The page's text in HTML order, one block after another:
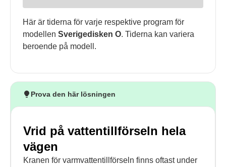
Här är tiderna för varje respektive program för
modellen Sverigedisken O. Tiderna kan variera
beroende på modell.
Prova den här lösningen
Vrid på vattentillförseln hela
vägen
Kranen för varmvattentillförseln finns oftast under